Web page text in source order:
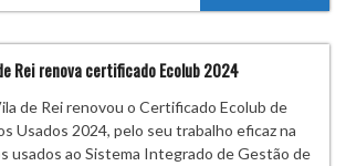
Rei renova certificado Ecolub 2024
de Rei renovou o Certificado Ecolub de
Usados 2024, pelo seu trabalho eficaz na
usados ao Sistema Integrado de Gestão de